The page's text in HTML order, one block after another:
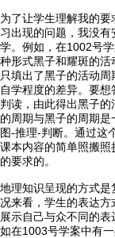
为了让学生理解我的
习出现的问题，我没
学。例如，在1002号
种形式黑子和耀斑的
只填出了黑子的活动
自学程度的差异。要
判读，由此得出黑子
的周期与黑子的周期
图-推理-判断。通过这
课本内容的简单照搬
的要求的。
地理知识呈现的方式
况来看，学生的表达
展示自己与众不同的
如在1003号学案中有